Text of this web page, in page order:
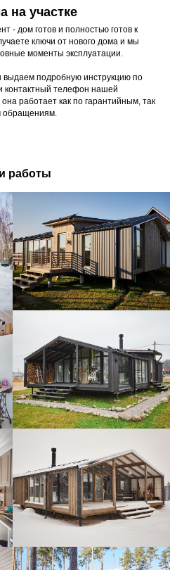
на участке
- дом готов и полностью готов к
ключи от нового дома и мы
моменты эксплуатации.
выдаем подробную инструкцию по
контактный телефон нашей
работает как по гарантийным, так
обращениям.
работы